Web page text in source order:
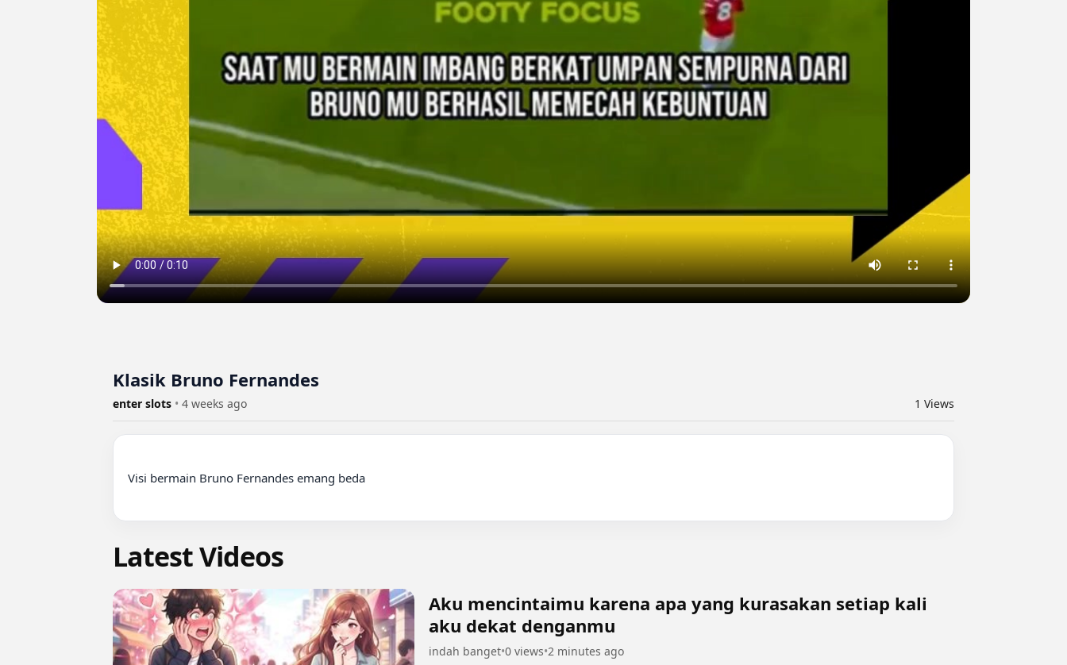
Klasik Bruno Fernandes
enter slots • 4 weeks ago 1 Views
Visi bermain Bruno Fernandes emang beda
Latest Videos
Aku mencintaimu karena apa yang kurasakan setiap kali
aku dekat denganmu
indah banget•0 views•2 minutes ago